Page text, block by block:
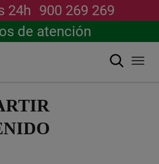
24h 900 269 269
de atención
Buscar